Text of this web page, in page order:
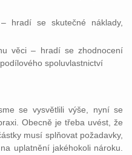
hradí se skutečné náklady,
věci – hradí se zhodnocení
spoluvlastnictví
se vysvětlili výše, nyní se
Obecně je třeba uvést, že
musí splňovat požadavky,
uplatnění jakéhokoli nároku.